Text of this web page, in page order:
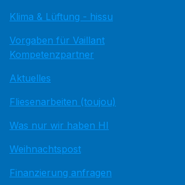
Klima & Lüftung - hissu
Vorgaben für Vaillant
Kompetenzpartner
Aktuelles
Fliesenarbeiten (toujou)
Was nur wir haben HI
Weihnachtspost
Finanzierung anfragen